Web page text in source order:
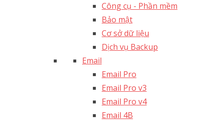
Công cụ - Phần mềm
Bảo mật
Cơ sở dữ liệu
Dịch vụ Backup
Email
Email Pro
Email Pro v3
Email Pro v4
Email 4B